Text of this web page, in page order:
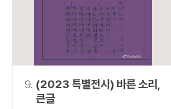
9. (2023 특별전시) 바른 소리,
큰글